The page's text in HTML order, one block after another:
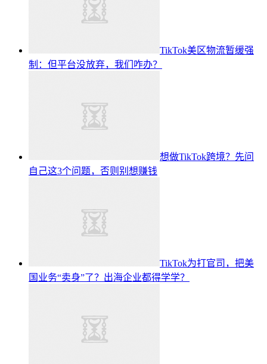
TikTok美区物流暂缓强
制：但平台没放弃，我们咋办？
想做TikTok跨境？先问
自己这3个问题，否则别想赚钱
TikTok为打官司，把美
国业务“卖身”了？出海企业都得学学？